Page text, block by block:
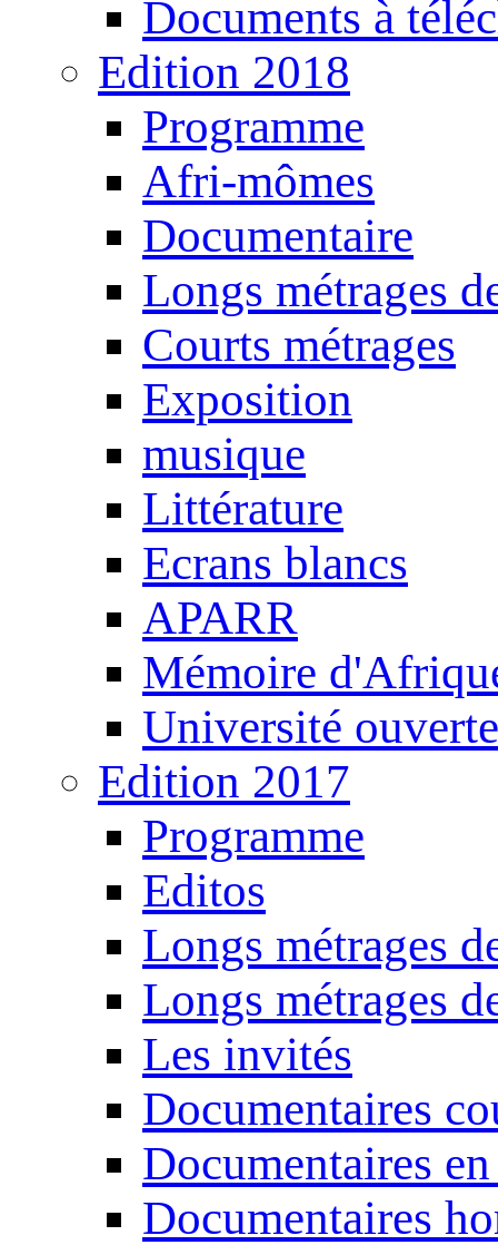
Documents à
Edition 2018
Programme
Afri-mômes
Documentaire
Longs métrages
Courts métrages
Exposition
musique
Littérature
Ecrans blancs
APARR
Mémoire
Université ouverte
Edition 2017
Programme
Editos
Longs métrages
Longs métrages
Les invités
Documentaires
Documentaires
Documentaires